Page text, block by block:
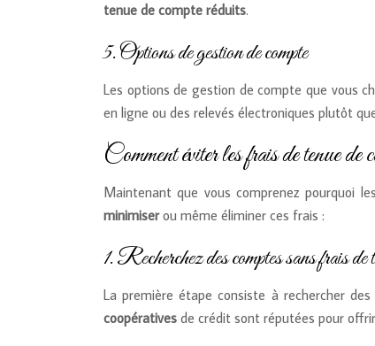
tenue de compte réduits.
5. Options de gestion de compte
Les options de gestion de compte que vous
en ligne ou des relevés électroniques plutôt
Comment éviter les frais de tenue de
Maintenant que vous comprenez pourquoi
minimiserou même éliminer ces frais :
1. Recherchez des comptes sans frais de
La première étape consiste à rechercher
coopératives de crédit sont réputées pour